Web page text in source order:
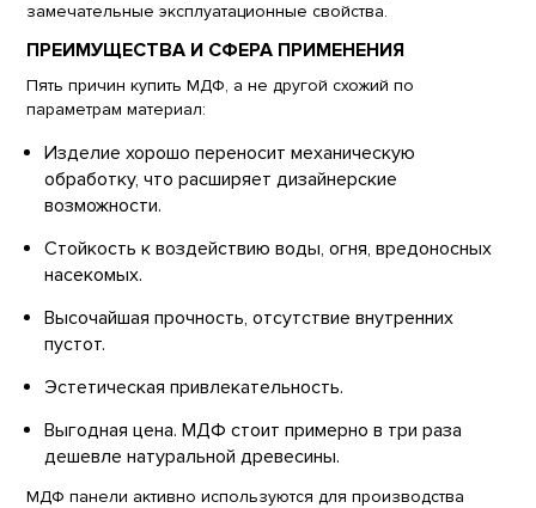
замечательные эксплуатационные свойства.
ПРЕИМУЩЕСТВА И СФЕРА ПРИМЕНЕНИЯ
Пять причин купить МДФ, а не другой схожий по
параметрам материал:
Изделие хорошо переносит механическую
обработку, что расширяет дизайнерские
возможности.
Стойкость к воздействию воды, огня, вредоносных
насекомых.
Высочайшая прочность, отсутствие внутренних
пустот.
Эстетическая привлекательность.
Выгодная цена. МДФ стоит примерно в три раза
дешевле натуральной древесины.
МДФ панели активно используются для производства